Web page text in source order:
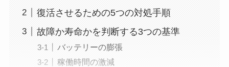
復活させるための5つの対処手順
故障か寿命かを判断する3つの基準
バッテリーの膨張
稼働時間の激減